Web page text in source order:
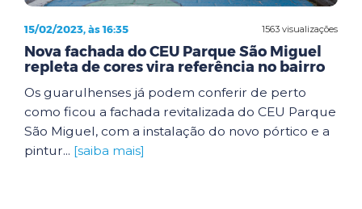
1563 visualizações
15/02/2023, às 16:35
Nova fachada do CEU Parque São Miguel
repleta de cores vira referência no bairro
Os guarulhenses já podem conferir de perto
como ficou a fachada revitalizada do CEU Parque
São Miguel, com a instalação do novo pórtico e a
pintur... [saiba mais]